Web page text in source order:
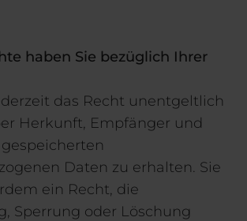
haben Sie bezüglich Ihrer
das Recht unentgeltlich
Herkunft, Empfänger und
Daten zu erhalten. Sie
ein Recht, die
Sperrung oder Löschung